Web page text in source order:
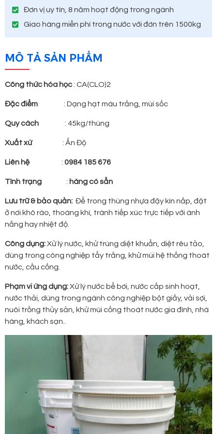
Đơn vị uy tín, 8 năm hoạt động trong ngành
Giao hàng miễn phí trong nước với đơn trên 1500kg
MÔ TẢ SẢN PHẨM
Công thức hóa học: CA(CLO)2
Đặc điểm : Dạng hạt màu trắng, mùi sốc
Quy cách : 45kg/thùng
Xuất xứ : Ấn Độ
Liên hệ : 0984 185 676
Tình trạng : hàng có sẳn
Lưu trữ & bảo quản: Để trong thùng nhựa đậy kín nắp, đặt
ở nơi khô ráo, thoáng khí, tránh tiếp xúc trực tiếp với ánh
nắng hay nhiệt độ.
Công dụng:Xử lý nước, khử trùng diệt khuẩn, diệt rêu tảo,
dùng trong công nghiệp tẩy trắng, khử mùi hệ thống thoát
nước, cầu cống.
Phạm vi ứng dụng:Xử lý nước bể bơi, nước cấp sinh hoạt,
nước thải, dùng trong ngành công nghiệp bột giấy, vải sợi,
nuôi trồng thủy sản, khử mùi cống thoát nước gia đình, nhà
hàng, khách sạn..